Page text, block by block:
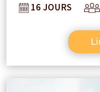
amoureux
16 JOURS